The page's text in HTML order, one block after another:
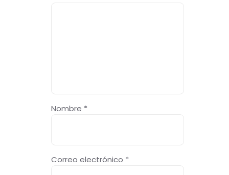
Nombre *
Correo electrónico *